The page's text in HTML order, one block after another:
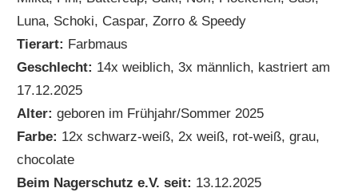
Luna, Schoki, Caspar, Zorro & Speedy
Tierart: Farbmaus
Geschlecht: 14x weiblich, 3x männlich, kastriert am
17.12.2025
Alter:geboren im Frühjahr/Sommer 2025
Farbe: 12x schwarz-weiß, 2x weiß, rot-weiß, grau,
chocolate
Beim Nagerschutz e.V. seit: 13.12.2025